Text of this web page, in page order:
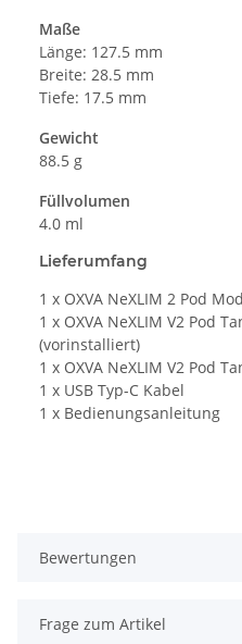
Maße
Länge: 127.5 mm
Breite: 28.5 mm
Tiefe: 17.5 mm
Gewicht
88.5 g
Füllvolumen
4.0 ml
Lieferumfang
1 x OXVA NeXLIM 2 Pod
1 x OXVA NeXLIM V2 Pod
(vorinstalliert)
1 x OXVA NeXLIM V2 Pod
1 x USB Typ-C Kabel
1 x Bedienungsanleitung
Bewertungen
Frage zum Artikel